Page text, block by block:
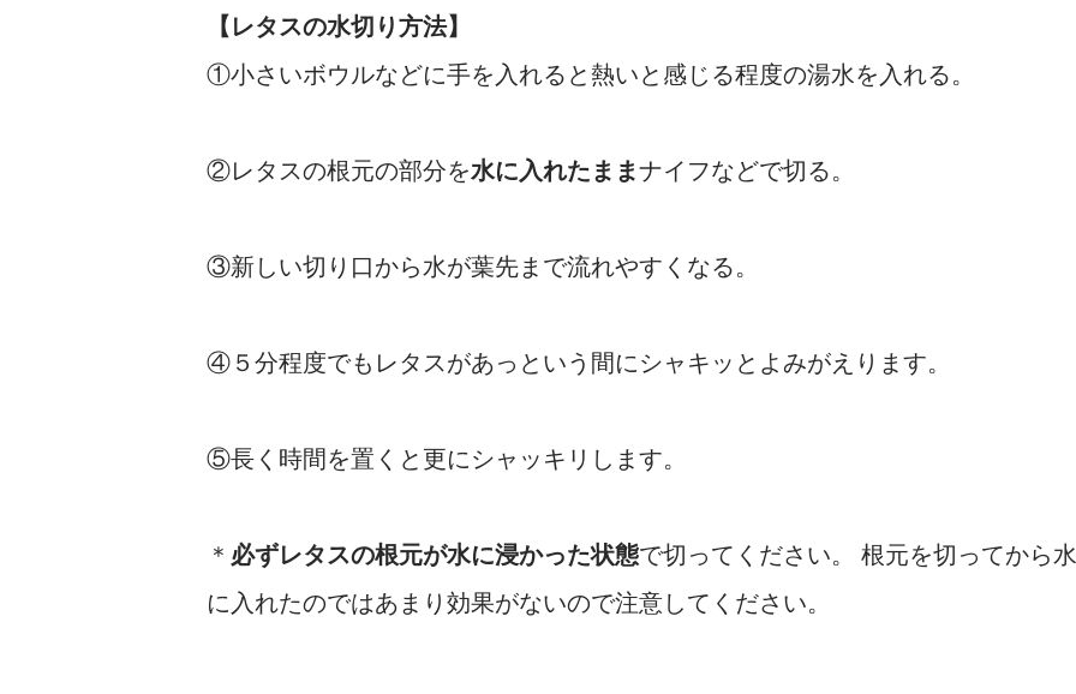
【レタスの水切り方法】
①小さいボウルなどに手を入れると熱いと感じる程度の湯水を入れる。
②レタスの根元の部分を水に入れたままナイフなどで切る。
③新しい切り口から水が葉先まで流れやすくなる。
④５分程度でもレタスがあっという間にシャキッとよみがえります。
⑤長く時間を置くと更にシャッキリします。
＊ 必ずレタスの根元が水に浸かった状態で切ってください。 根元を切ってから水
に入れたのではあまり効果がないので注意してください。